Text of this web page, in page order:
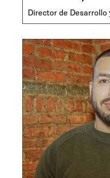
Director de Desarrollo